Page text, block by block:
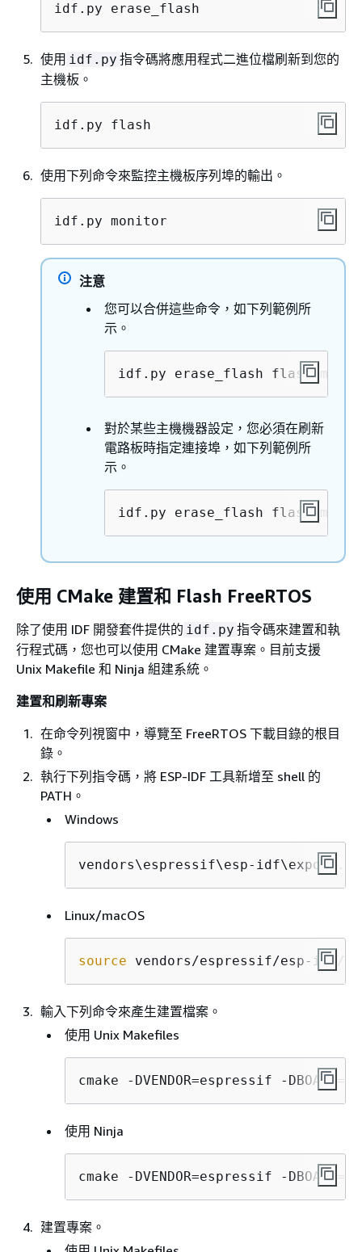
idf.py erase_flash
使用 idf.py 指令碼將應用程式二進位檔刷新到您的
主機板。
idf.py flash
使用下列命令來監控主機板序列埠的輸出。
idf.py monitor
注意
您可以合併這些命令，如下列範例所
示。
idf.py erase_flash flash
對於某些主機機器設定，您必須在刷新
電路板時指定連接埠，如下列範例所
示。
idf.py erase_flash flash
使用 CMake 建置和 Flash FreeRTOS
除了使用 IDF 開發套件提供的 idf.py 指令碼來建置和執
行程式碼，您也可以使用 CMake 建置專案。目前支援
Unix Makefile 和 Ninja 組建系統。
建置和刷新專案
在命令列視窗中，導覽至 FreeRTOS 下載目錄的根目
錄。
執行下列指令碼，將 ESP-IDF 工具新增至 shell 的
PATH。
Windows
vendors\espressif\esp-
Linux/macOS
source vendors/espressif/esp-idf/
輸入下列命令來產生建置檔案。
使用 Unix Makefiles
cmake -DVENDOR=espressif -
使用 Ninja
cmake -DVENDOR=espressif -
建置專案。